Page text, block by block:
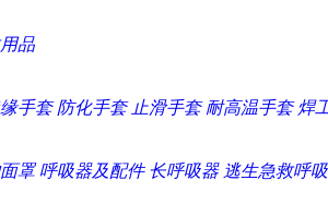
品
手套 防化手套 止滑手套 耐高温手套 焊
罩 呼吸器及配件 长呼吸器 逃生急救呼